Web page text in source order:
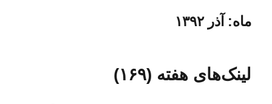
ماه: آذر ۱۳۹۲
لینک‌های هفته (۱۶۹)